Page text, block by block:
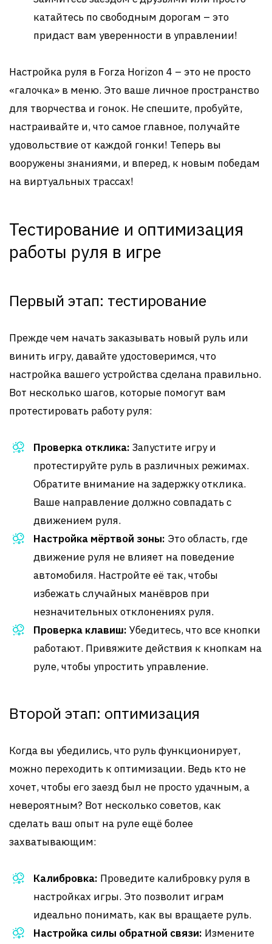
катайтесь по свободным дорогам – это
придаст вам уверенности в управлении!
Настройка руля в Forza Horizon 4 – это не просто
«галочка» в меню. Это ваше личное пространство
для творчества и гонок. Не спешите, пробуйте,
настраивайте и, что самое главное, получайте
удовольствие от каждой гонки! Теперь вы
вооружены знаниями, и вперед, к новым победам
на виртуальных трассах!
Тестирование и оптимизация
работы руля в игре
Первый этап: тестирование
Прежде чем начать заказывать новый руль или
винить игру, давайте удостоверимся, что
настройка вашего устройства сделана правильно.
Вот несколько шагов, которые помогут вам
протестировать работу руля:
Проверка отклика: Запустите игру и
протестируйте руль в различных режимах.
Обратите внимание на задержку отклика.
Ваше направление должно совпадать с
движением руля.
Настройка мёртвой зоны: Это область, где
движение руля не влияет на поведение
автомобиля. Настройте её так, чтобы
избежать случайных манёвров при
незначительных отклонениях руля.
Проверка клавиш: Убедитесь, что все кнопки
работают. Привяжите действия к кнопкам на
руле, чтобы упростить управление.
Второй этап: оптимизация
Когда вы убедились, что руль функционирует,
можно переходить к оптимизации. Ведь кто не
хочет, чтобы его заезд был не просто удачным, а
невероятным? Вот несколько советов, как
сделать ваш опыт на руле ещё более
захватывающим:
Калибровка: Проведите калибровку руля в
настройках игры. Это позволит играм
идеально понимать, как вы вращаете руль.
Настройка силы обратной связи: Измените